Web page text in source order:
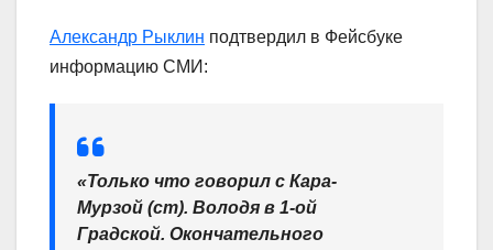
Александр Рыклин подтвердил в Фейсбуке
информацию СМИ:
«Только что говорил с Кара-
Мурзой (ст). Володя в 1-ой
Градской. Окончательного